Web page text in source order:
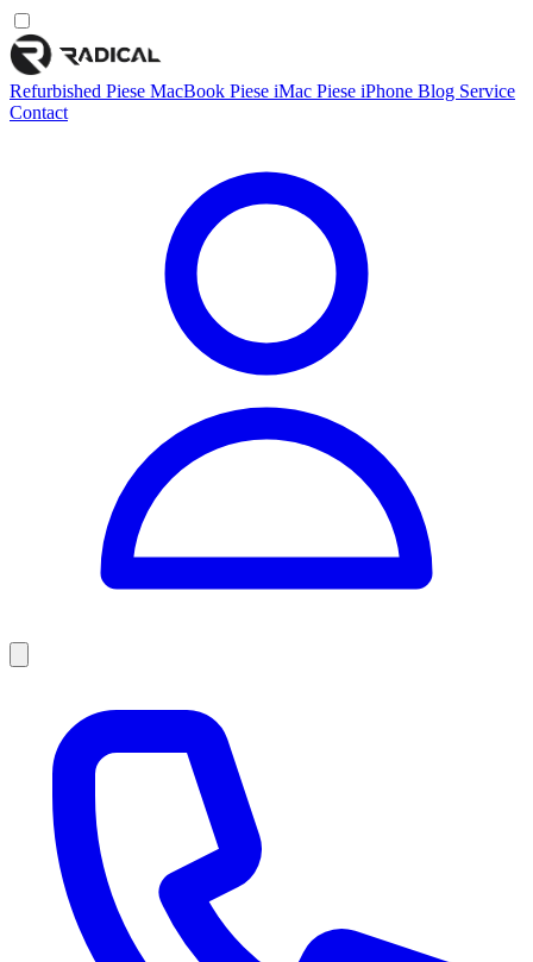
Refurbished Piese MacBook Piese iMac Piese iPhone Blog Service
Contact